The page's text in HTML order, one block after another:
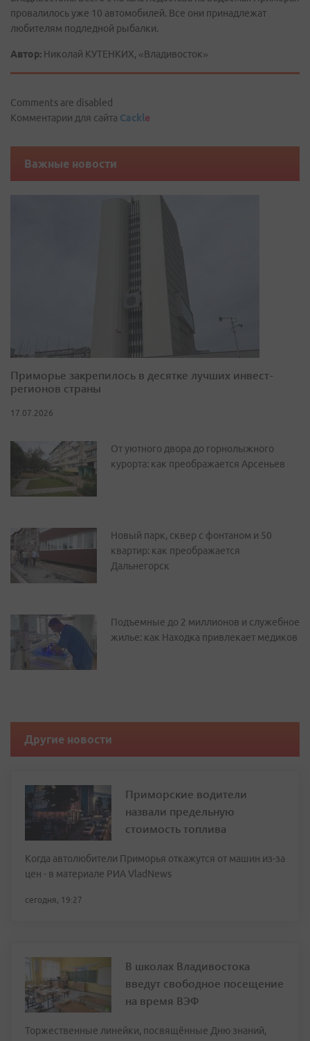
провалилось уже 10 автомобилей. Все они принадлежат
любителям подледной рыбалки.
Автор: Николай КУТЕНКИХ, «Владивосток»
Comments are disabled
Комментарии для сайта Cackle
Важные новости
Приморье закрепилось в десятке лучших инвест-
регионов страны
17.07.2026
От уютного двора до горнолыжного
курорта: как преображается Арсеньев
Новый парк, сквер с фонтаном и 50
квартир: как преображается
Дальнегорск
Подъемные до 2 миллионов и служебное
жилье: как Находка привлекает медиков
Другие новости
Приморские водители
назвали предельную
стоимость топлива
Когда автолюбители Приморья откажутся от машин из-за
цен - в материале РИА VladNews
сегодня, 19:27
В школах Владивостока
введут свободное посещение
на время ВЭФ
Торжественные линейки, посвящённые Дню знаний,